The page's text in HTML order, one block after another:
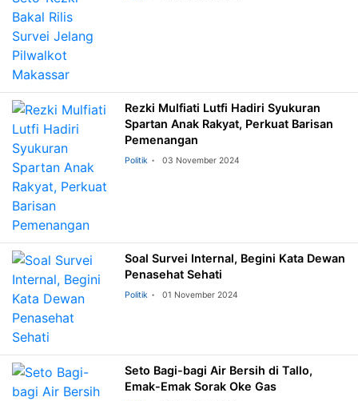
Rezki Mulfiati Lutfi Hadiri Syukuran
Spartan Anak Rakyat, Perkuat Barisan
Pemenangan
Politik 03 November 2024
Soal Survei Internal, Begini Kata Dewan
Penasehat Sehati
Politik 01 November 2024
Seto Bagi-bagi Air Bersih di Tallo,
Emak-Emak Sorak Oke Gas